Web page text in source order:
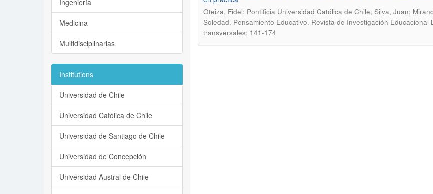
Oteiza, Fidel; Pontificia Universidad Católica de Chile; Silva, Juan;
Soledad. Pensamiento Educativo. Revista de Investigación
transversales; 141-174
Ingeniería
Medicina
Multidisciplinarias
Institutions
Universidad de Chile
Universidad Católica de Chile
Universidad de Santiago de Chile
Universidad de Concepción
Universidad Austral de Chile